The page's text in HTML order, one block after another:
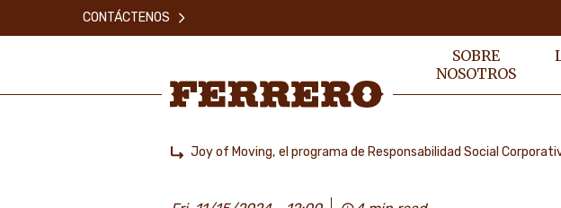
SOBRE
NOSOTROS
CONTÁCTENOS
Joy of Moving, el programa de Responsabilidad Social